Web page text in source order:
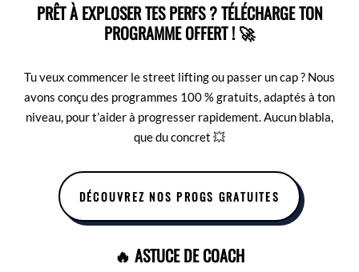
PRÊT À EXPLOSER TES PERFS ? TÉLÉCHARGE TON
PROGRAMME OFFERT ! 🚀
Tu veux commencer le street lifting ou passer un cap ? Nous
avons conçu des programmes 100 % gratuits, adaptés à ton
niveau, pour t’aider à progresser rapidement. Aucun blabla,
que du concret 💥
DÉCOUVREZ NOS PROGS GRATUITES
🔥 ASTUCE DE COACH